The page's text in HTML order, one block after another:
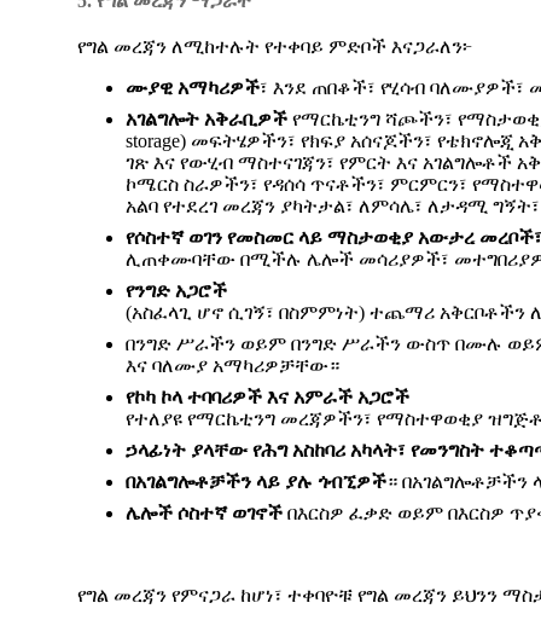
የግል መረጃን ለሚከተሉት የተቀባይ ምድቦች እናጋራለን፦
ሙያዊ አማካሪዎች፣ እንደ ጠበቆች፣ የሂሳብ
አገልግሎት አቅራቢዎች የማርኬቲንግ ሻጮችን፣
storage) መፍትሄዎችን፣ የክፍያ አሰናጆችን፣ የቴክኖሎጂ
ገጽ እና የውሂብ ማስተናገጃን፣ የምርት እና አገልግሎቶች
ኮሜርስ ስራዎችን፣ የዳሰሳ ጥናቶችን፣ ምርምርን፣
አልባ የተደረገ መረጃን ያካትታል፣ ለምሳሌ፣ ለታዳሚ
የሶስተኛ ወገን የመስመር ላይ ማስታወቂያ አውታረ መረቦች፣
ሊጠቀሙባቸው በሚችሉ ሌሎች መሳሪያዎች፣
የንግድ አጋሮች
(አስፈላጊ ሆኖ ሲገኝ፣ በስምምነት) ተጨማሪ አቅርቦቶችን
በንግድ ሥራችን ወይም በንግድ ሥራችን ውስጥ በሙሉ
እና ባለሙያ አማካሪዎቻቸው።
የኮካ ኮላ ተባባሪዎች እና አምራች አጋሮች
የተለያዩ የማርኬቲንግ መረጃዎችን፣ የማስተዋወቂያ
ኃላፊነት ያላቸው የሕግ አስከባሪ አካላት፣ የመንግስት
በአገልግሎቶቻችን ላይ ያሉ ጎብኚዎች። በአገልግሎቶቻችን
ሌሎች ሶስተኛ ወገኖች በእርስዎ ፈቃድ ወይም በእርስዎ
የግል መረጃን የምናጋራ ከሆነ፣ ተቀባዮቹ የግል መረጃን ይህንን